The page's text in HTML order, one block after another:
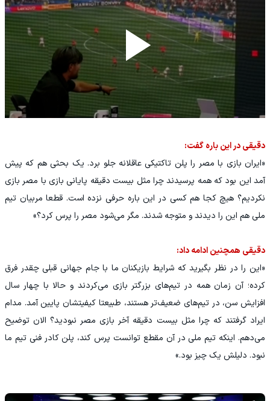
دقیقی در این باره گفت:
«ایران بازی با مصر را پلن تاکتیکی عاقلانه جلو برد. یک بحثی هم که پیش
آمد این بود که همه پرسیدند چرا مثل بیست دقیقه پایانی بازی با مصر بازی
نکردیم؟ هیچ کجا هم کسی در این باره حرفی نزده است. قطعا مربیان تیم
ملی هم این را دیدند و متوجه شدند. مگر می‌شود مصر را پرس کرد؟»
دقیقی همچنین ادامه داد:
«این را در نظر بگیرید که شرایط بازیکنان ما با جام جهانی قبلی چقدر فرق
کرده؛ آن زمان همه در تیم‌های بزرگتر بازی می‌کردند و حالا با چهار سال
افزایش سن، در تیم‌های ضعیف‌تر هستند، طبیعتا کیفیتشان پایین آمد. مدام
ایراد گرفتند که چرا مثل بیست دقیقه آخر بازی مصر نبودید؟ الان توضیح
می‌دهم. اینکه تیم ملی در آن مقطع توانست پرس کند، پلن کادر فنی تیم ما
نبود. دلیلش یک چیز بود.»